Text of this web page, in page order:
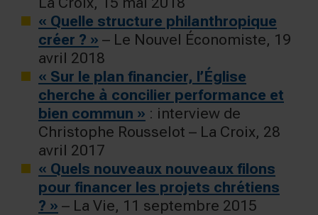
« Quelle structure philanthropique
créer ? » – Le Nouvel Économiste, 19
avril 2018
« Sur le plan financier, l’Église
cherche à concilier performance et
bien commun » : interview de
Christophe Rousselot – La Croix, 28
avril 2017
« Quels nouveaux nouveaux filons
pour financer les projets chrétiens
? » – La Vie, 11 septembre 2015